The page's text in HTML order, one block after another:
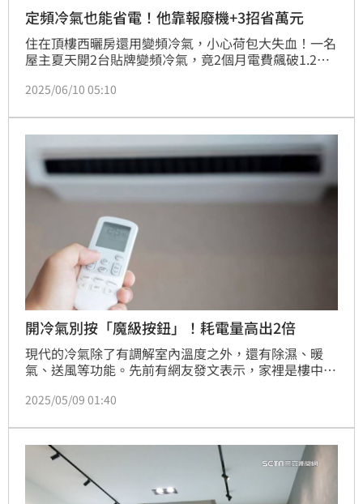
定頻冷氣也能省電！他靠報廢機+3招省萬元
住在頂樓西曬房還用變頻冷氣，小心荷包大失血！一名
屋主夏天開2台貼牌變頻冷氣，竟2個月電費飆破1.2萬
用定頻冷氣搭配正確吹法，2個月只花不到2,000元電
2025/06/10 05:10
開冷氣別按「魔級按鈕」！耗電量高出2倍
現代的冷氣除了有調解室內溫度之外，還有除濕、暖
氣、送風等功能。先前有網友發文表示，家裡是樓中
樓，就直接開空調定時除濕，詢問大家這樣有差別嗎？
量卻高出2倍！」
2025/05/09 01:40